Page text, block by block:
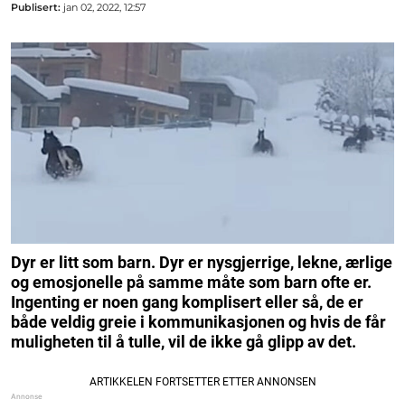
Publisert: jan 02, 2022, 12:57
Dyr er litt som barn. Dyr er nysgjerrige, lekne, ærlige
og emosjonelle på samme måte som barn ofte er.
Ingenting er noen gang komplisert eller så, de er
både veldig greie i kommunikasjonen og hvis de får
muligheten til å tulle, vil de ikke gå glipp av det.